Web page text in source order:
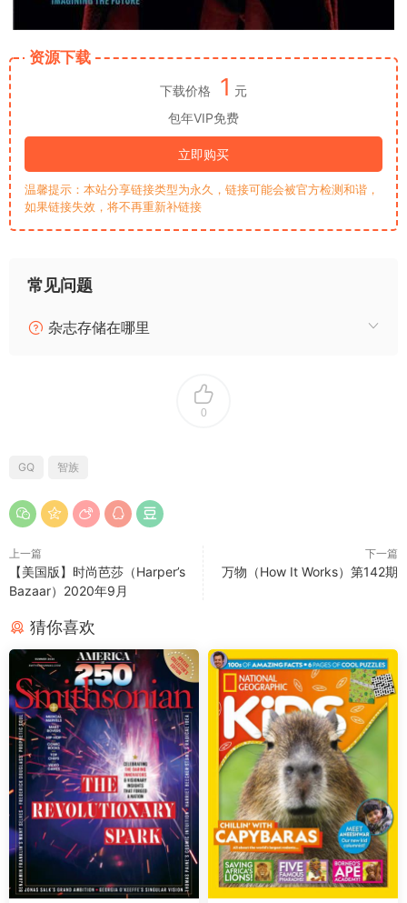
资源下载
下载价格 1 元
包年VIP免费
立即购买
温馨提示：本站分享链接类型为永久，链接可能会被官方检测和谐，
如果链接失效，将不再重新补链接
常见问题
杂志存储在哪里
0
GQ 智族
上一篇
【美国版】时尚芭莎（Harper’s
Bazaar）2020年9月
下一篇
万物（How It Works）第142期
猜你喜欢